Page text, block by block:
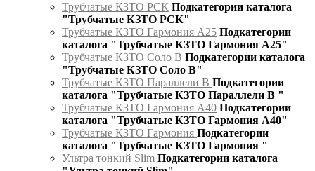
Трубчатые КЗТО РСК Подкатегории каталога
"Трубчатые КЗТО РСК"
Трубчатые КЗТО Гармония А25 Подкатегории
каталога "Трубчатые КЗТО Гармония А25"
Трубчатые КЗТО Соло В Подкатегории каталога
"Трубчатые КЗТО Соло В"
Трубчатые КЗТО Параллели В Подкатегории
каталога "Трубчатые КЗТО Параллели В "
Трубчатые КЗТО Гармония А40 Подкатегории
каталога "Трубчатые КЗТО Гармония А40"
Трубчатые КЗТО Гармония Подкатегории
каталога "Трубчатые КЗТО Гармония "
Ультра тонкий Slim Подкатегории каталога